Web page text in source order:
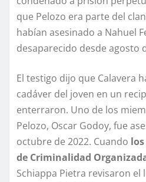
que Pelozo era parte del
habían asesinado a Nahuel
desaparecido desde agosto
El testigo dijo que Calavera
cadáver del joven en un
enterraron. Uno de los
Pelozo, Oscar Godoy, fue
octubre de 2022. Cuando
de Criminalidad
Schiappa Pietra revisaron